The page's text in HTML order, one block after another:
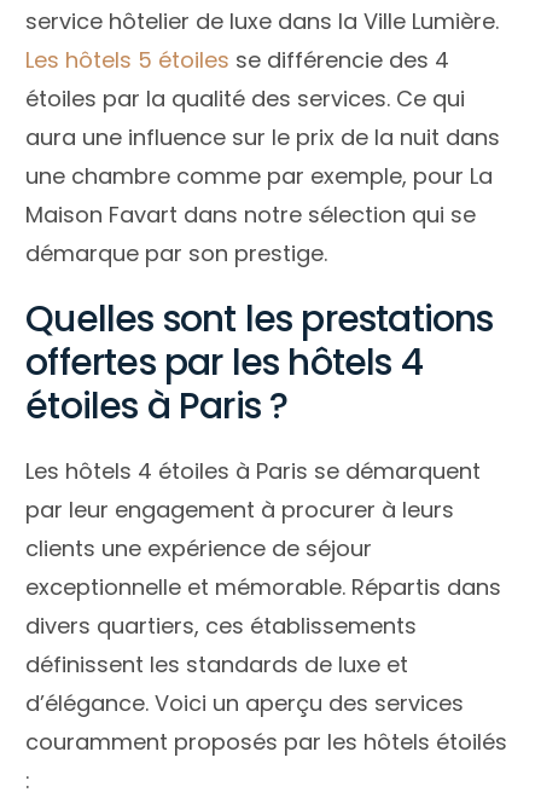
service hôtelier de luxe dans la Ville Lumière.
Les hôtels 5 étoiles se différencie des 4
étoiles par la qualité des services. Ce qui
aura une influence sur le prix de la nuit dans
une chambre comme par exemple, pour La
Maison Favart dans notre sélection qui se
démarque par son prestige.
Quelles sont les prestations
offertes par les hôtels 4
étoiles à Paris ?
Les hôtels 4 étoiles à Paris se démarquent
par leur engagement à procurer à leurs
clients une expérience de séjour
exceptionnelle et mémorable. Répartis dans
divers quartiers, ces établissements
définissent les standards de luxe et
d’élégance. Voici un aperçu des services
couramment proposés par les hôtels étoilés
: